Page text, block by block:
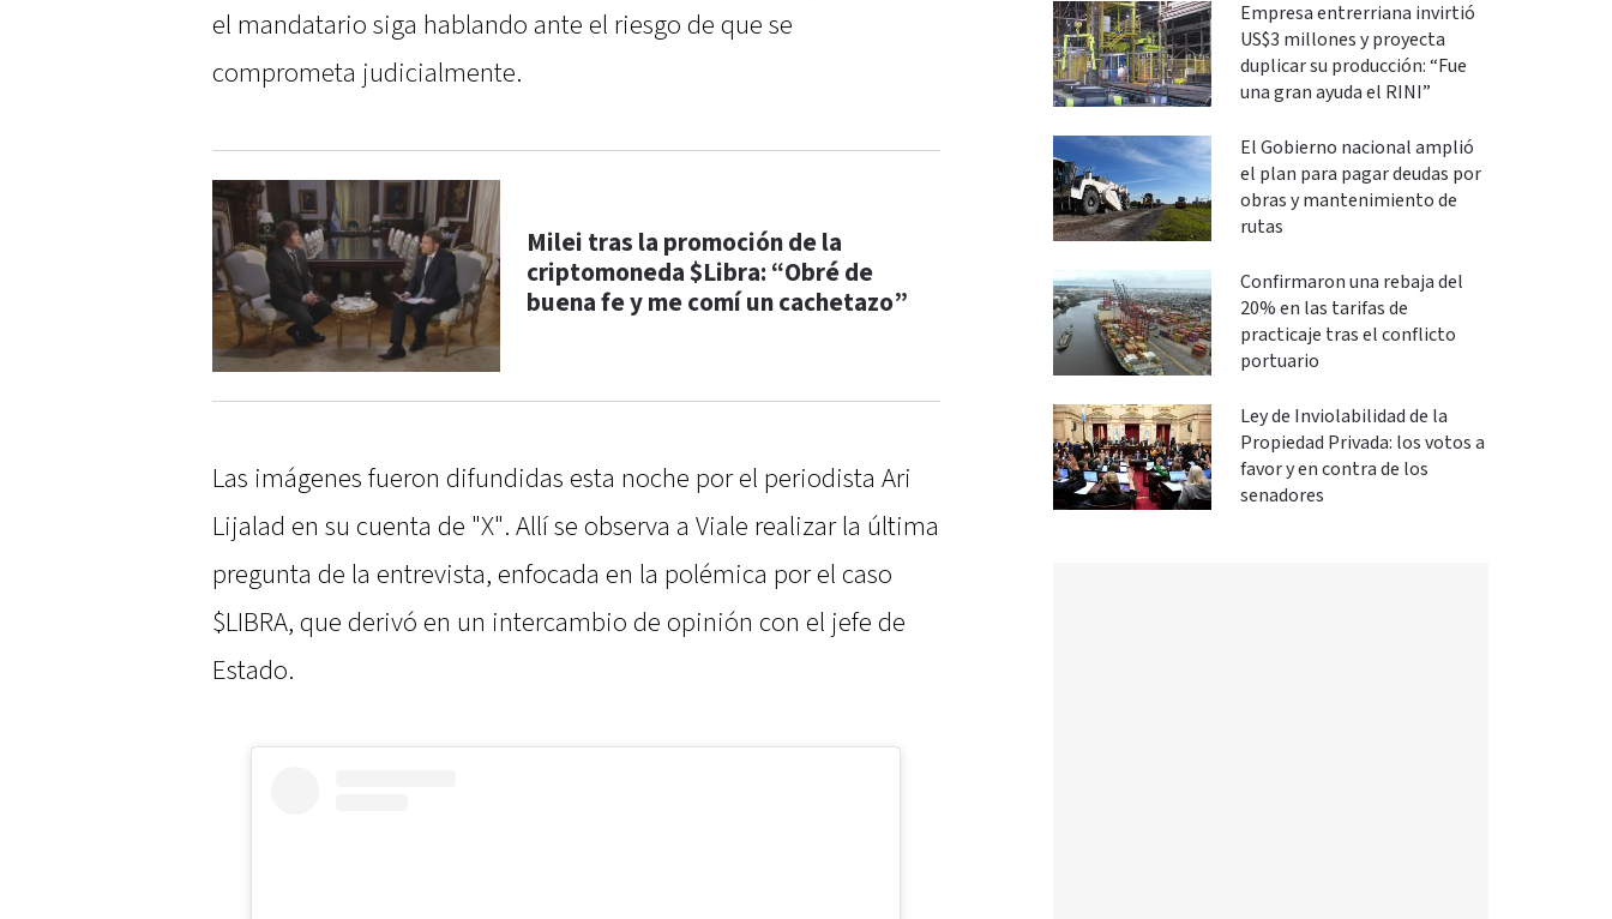
el mandatario siga hablando ante el riesgo de que se
comprometa judicialmente.
Milei tras la promoción de la
criptomoneda $Libra: “Obré de
buena fe y me comí un cachetazo”
Las imágenes fueron difundidas esta noche por el periodista Ari
Lijalad en su cuenta de "X". Allí se observa a Viale realizar la última
pregunta de la entrevista, enfocada en la polémica por el caso
$LIBRA, que derivó en un intercambio de opinión con el jefe de
Estado.
Empresa entrerriana invirtió
US$3 millones y proyecta
duplicar su producción: “Fue
una gran ayuda el RINI”
El Gobierno nacional amplió
el plan para pagar deudas por
obras y mantenimiento de
rutas
Confirmaron una rebaja del
20% en las tarifas de
practicaje tras el conflicto
portuario
Ley de Inviolabilidad de la
Propiedad Privada: los votos a
favor y en contra de los
senadores